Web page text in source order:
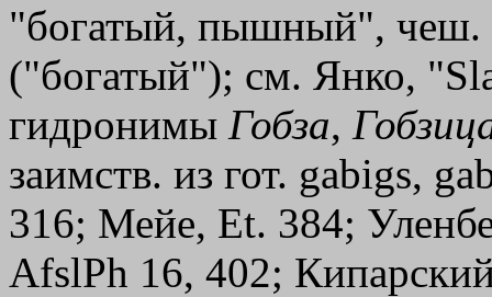
"богатый, пышный", чеш.
("богатый"); см. Янко,
гидронимы Гобза,
заимств. из гот. gabigs,
316; Мейе, Et. 384;
AfslPh 16, 402;